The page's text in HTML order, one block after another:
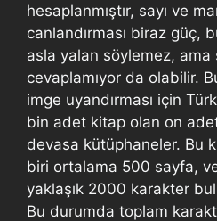
hesaplanmıştır, sayı ve
canlandırması biraz güç,
asla yalan söylemez, ama
cevaplamıyor da olabilir.
imge uyandırması için
bin adet kitap olan on
devasa kütüphaneler. Bu
biri ortalama 500 sayfa,
yaklaşık 2000 karakter
Bu durumda toplam